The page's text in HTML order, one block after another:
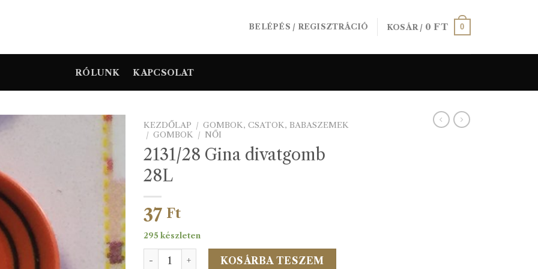
BELÉPÉS / REGISZTRÁCIÓ KOSÁR / 0FT 0
RÓLUNK KAPCSOLAT
KEZDŐLAP / GOMBOK, CSATOK, BABASZEMEK
/ GOMBOK / NŐI
2131/28 Gina divatgomb
28L
37 Ft
295 készleten
2131/28 Gina divatgomb 28L mennyiség
KOSÁRBA TESZEM